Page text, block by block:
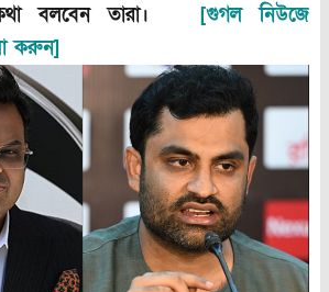
কথা বলবেন তারা।[গুগল নিউজে
করুন]